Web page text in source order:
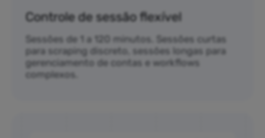
Controle de sessão flexível
Sessões de 1 a 120 minutos. Sessões curtas
para scraping discreto, sessões longas para
gerenciamento de contas e workflows
complexos.